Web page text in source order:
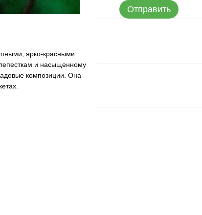
ярко-красными
и насыщенному
композиции. Она
Отправить